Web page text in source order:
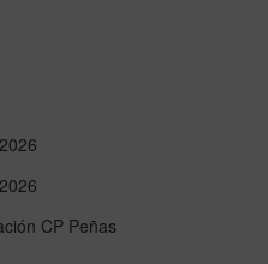
CP Peñas